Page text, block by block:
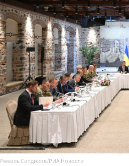
Рамиль Ситдиков/РИА Новости